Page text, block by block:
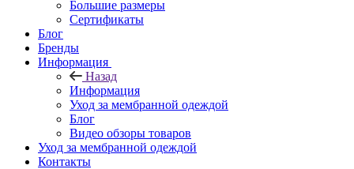
Большие размеры
Сертификаты
Блог
Бренды
Информация
Назад
Информация
Уход за мембранной одеждой
Блог
Видео обзоры товаров
Уход за мембранной одеждой
Контакты